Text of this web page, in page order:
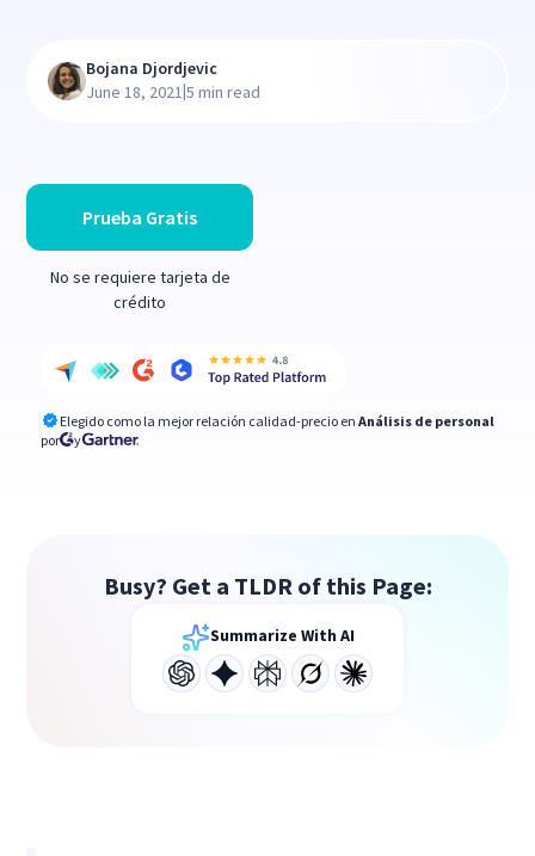
Prueba Gratis
No se requiere tarjeta de
crédito
Elegido como la mejor relación calidad-precio en Análisis de personal
por
y
Bojana Djordjevic
June 18, 2021|5 min read
Busy? Get a TLDR of this Page:
Summarize With AI